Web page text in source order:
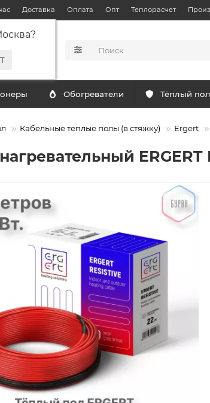
?
Доставка Оплата Опт Теплорасчет
Обогреватели Тёплый пол
Кабельные тёплые полы (в стяжку) Ergert
ERGERT